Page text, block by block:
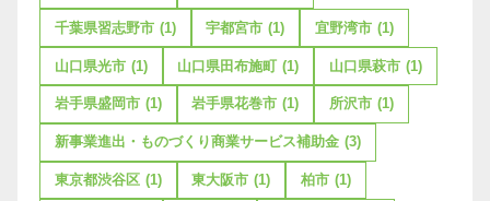
千葉県習志野市 (1) 宇都宮市 (1) 宜野湾市 (1)
山口県光市 (1) 山口県田布施町 (1) 山口県萩市 (1)
岩手県盛岡市 (1) 岩手県花巻市 (1) 所沢市 (1)
新事業進出・ものづくり商業サービス補助金 (3)
東京都渋谷区 (1) 東大阪市 (1) 柏市 (1)